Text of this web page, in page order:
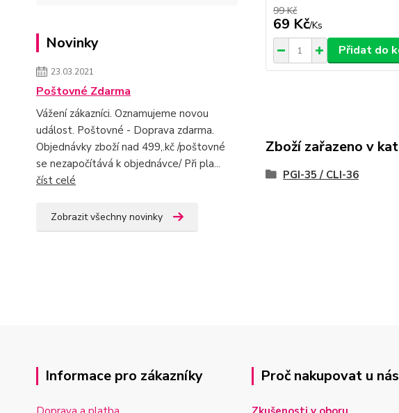
Novinky
23.03.2021
Poštovné Zdarma
Vážení zákazníci. Oznamujeme novou
událost. Poštovné - Doprava zdarma.
Objednávky zboží nad 499,.kč /poštovné
se nezapočítává k objednávce/ Při pla...
číst celé
Zobrazit všechny novinky
99 Kč
69 Kč/Ks
Přidat do
Zboží zařazeno v
PGI-35 / CLI-36
Informace pro zákazníky Proč nakupovat u nás